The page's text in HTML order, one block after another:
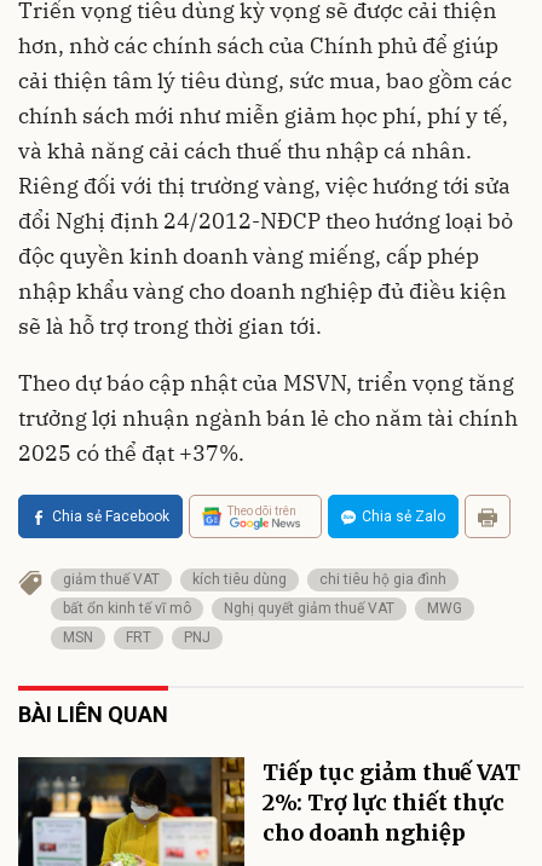
Triển vọng tiêu dùng kỳ vọng sẽ được cải thiện
hơn, nhờ các chính sách của Chính phủ để giúp
cải thiện tâm lý tiêu dùng, sức mua, bao gồm các
chính sách mới như miễn giảm học phí, phí y tế,
và khả năng cải cách thuế thu nhập cá nhân.
Riêng đối với thị trường vàng, việc hướng tới sửa
đổi Nghị định 24/2012-NĐCP theo hướng loại bỏ
độc quyền kinh doanh vàng miếng, cấp phép
nhập khẩu vàng cho doanh nghiệp đủ điều kiện
sẽ là hỗ trợ trong thời gian tới.
Theo dự báo cập nhật của MSVN, triển vọng tăng
trưởng lợi nhuận ngành bán lẻ cho năm tài chính
2025 có thể đạt +37%.
Chia sẻ Facebook Theo dõi trên Chia sẻ Zalo
giảm thuế VAT kích tiêu dùng
chi tiêu hộ gia đình
bất ổn kinh tế vĩ mô
Nghị quyết giảm thuế VAT
MWG
MSN
FRT PNJ
BÀI LIÊN QUAN
Tiếp tục giảm thuế VAT
2%: Trợ lực thiết thực
cho doanh nghiệp